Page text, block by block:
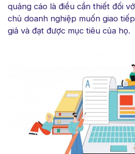
quảng cáo là điều cần thiết đối
chủ doanh nghiệp muốn giao
giả và đạt được mục tiêu của họ.